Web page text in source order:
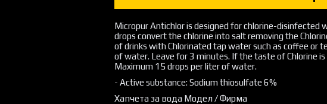
Micropur Antichlor is designed for chlorine-disinfected
drops convert the chlorine into salt removing the
of drinks with Chlorinated tap water such as coffee or
of water. Leave for 3 minutes. If the taste of Chlorine
Maximum 15 drops per liter of water.
- Active substance: Sodium thiosulfate 6%
Хапчета за вода Модел / Фирма